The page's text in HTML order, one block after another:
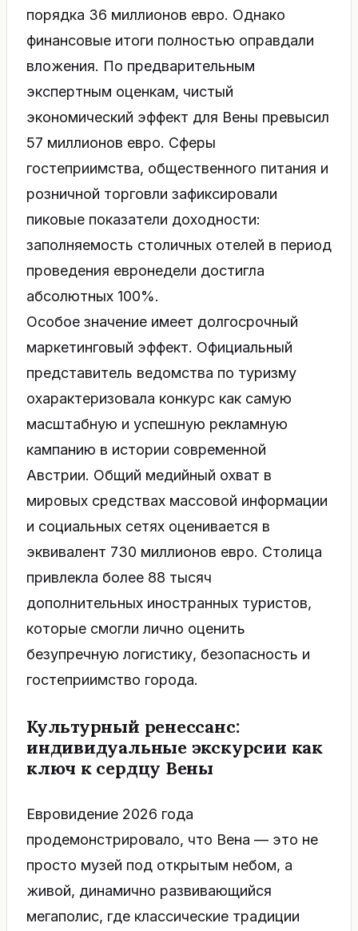
порядка 36 миллионов евро. Однако
финансовые итоги полностью оправдали
вложения. По предварительным
экспертным оценкам, чистый
экономический эффект для Вены превысил
57 миллионов евро. Сферы
гостеприимства, общественного питания и
розничной торговли зафиксировали
пиковые показатели доходности:
заполняемость столичных отелей в период
проведения евронедели достигла
абсолютных 100%.
Особое значение имеет долгосрочный
маркетинговый эффект. Официальный
представитель ведомства по туризму
охарактеризовала конкурс как самую
масштабную и успешную рекламную
кампанию в истории современной
Австрии. Общий медийный охват в
мировых средствах массовой информации
и социальных сетях оценивается в
эквивалент 730 миллионов евро. Столица
привлекла более 88 тысяч
дополнительных иностранных туристов,
которые смогли лично оценить
безупречную логистику, безопасность и
гостеприимство города.
Культурный ренессанс:
индивидуальные экскурсии как
ключ к сердцу Вены
Евровидение 2026 года
продемонстрировало, что Вена — это не
просто музей под открытым небом, а
живой, динамично развивающийся
мегаполис, где классические традиции